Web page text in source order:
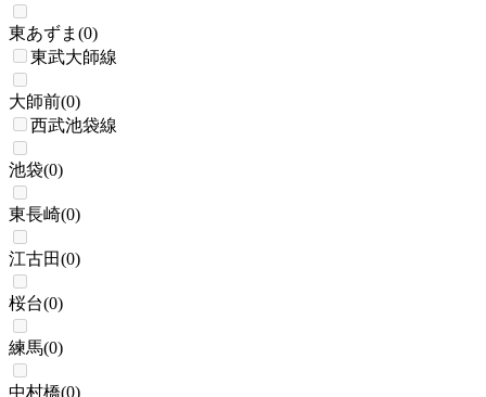
東あずま (0)
東武大師線
大師前(0)
西武池袋線
池袋(0)
東長崎(0)
江古田(0)
桜台(0)
練馬(0)
中村橋(0)